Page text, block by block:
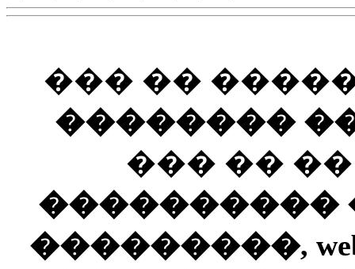
��� ��
��������
��� ��
����������
���������,